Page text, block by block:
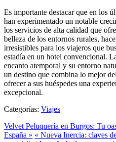
Es importante destacar que en los
han experimentado un notable
los servicios de alta calidad que
belleza de los entornos rurales,
irresistibles para los viajeros que
estadía en un hotel convencional.
encanto atemporal y su entorno
un destino que combina lo mejor
ofrecer a sus huéspedes una
excepcional.
Categorías: Viajes
Velvet Peluquería en Burgos: Tu
España » « Nueva Inercia: claves